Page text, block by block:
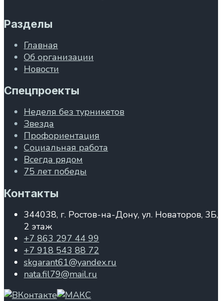
Разделы
Главная
Об организации
Новости
Спецпроекты
Неделя без турникетов
Звезда
Профориентация
Социальная работа
Всегда рядом
75 лет победы
Контакты
344038, г. Ростов-на-Дону, ул. Новаторов, 3Б,
2 этаж
+7 863 297 44 99
+7 918 543 88 72
skgarant61@yandex.ru
nata.fil79@mail.ru